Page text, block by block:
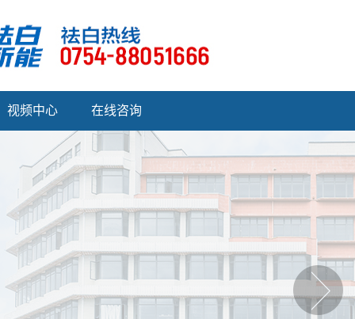
视频中心 在线咨询